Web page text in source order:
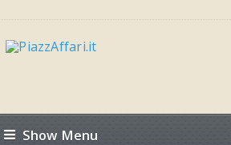
Show Menu